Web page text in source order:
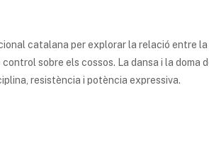
catalana per explorar la relació entre la
sobre els cossos. La dansa i la doma
resistència i potència expressiva.